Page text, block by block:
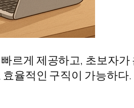
르게 제공하고, 초보자
율적인 구직이 가능하다.